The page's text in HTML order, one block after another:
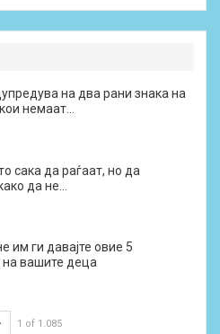
на два рани знака на
немаат…
сака да раѓаат, но да
да не…
им ги давајте овие 5
вашите деца
1 of 1.085